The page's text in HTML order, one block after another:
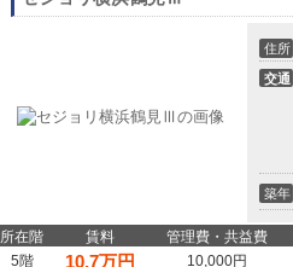
住所
交通
築年
所在階 賃料 管理費・共益費
5階
10.7万円 10,000円